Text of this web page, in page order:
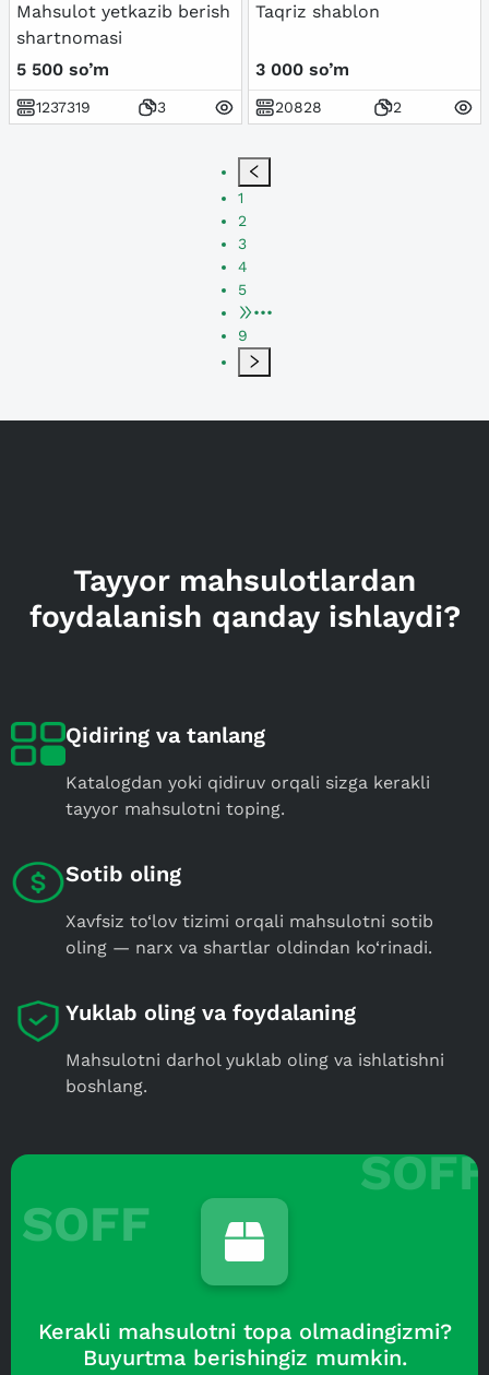
Mahsulot yetkazib berish
shartnomasi
5 500 so’m
1237319 3
Taqriz shablon
3 000 so’m
20828 2
1
2
3
4
5
•••
9
Tayyor mahsulotlardan
foydalanish qanday ishlaydi?
Qidiring va tanlang
Katalogdan yoki qidiruv orqali sizga kerakli
tayyor mahsulotni toping.
Sotib oling
Xavfsiz to‘lov tizimi orqali mahsulotni sotib
oling — narx va shartlar oldindan ko‘rinadi.
Yuklab oling va foydalaning
Mahsulotni darhol yuklab oling va ishlatishni
boshlang.
SOFF
Kerakli mahsulotni topa olmadingizmi?
Buyurtma berishingiz mumkin.